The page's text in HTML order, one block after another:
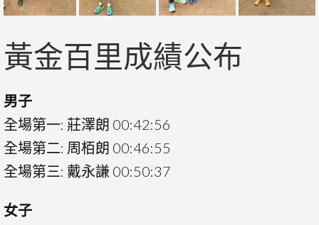
黃金百里成績公布
男子
全場第一: 莊澤朗 00:42:56
全場第二: 周栢朗 00:46:55
全場第三: 戴永謙 00:50:37
女子